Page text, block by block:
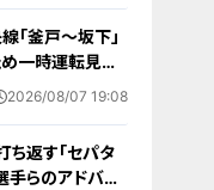
「釜戸～坂下」
一時運転見合
2026/08/07 19:08
ち返す｢セパタ
手らのアドバイ